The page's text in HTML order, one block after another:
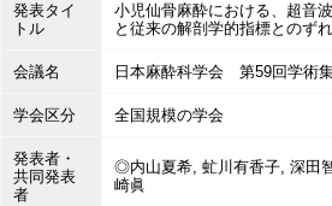
発表タイ
トル
小児仙骨麻酔における、超音
と従来の解剖学的指標とのず
会議名 日本麻酔科学会 第59回学術
学会区分 全国規模の学会
発表者・
共同発表
者
◎内山夏希, 虻川有香子, 深田
崎眞